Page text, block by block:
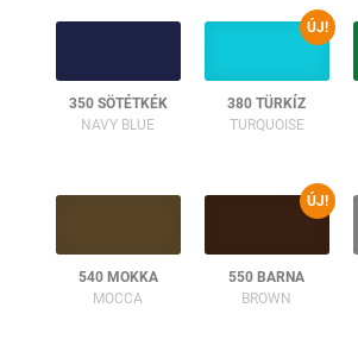
350 SÖTÉTKÉK
NAVY BLUE
ÚJ!
380 TÜRKÍZ
TURQUOISE
540 MOKKA
MOCCA
ÚJ!
550 BARNA
BROWN